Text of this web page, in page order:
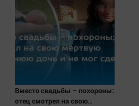
ЖКХ
Интервью
Качество жизни
Народная журналистика
Вместо свадьбы – похороны:
отец смотрел на свою